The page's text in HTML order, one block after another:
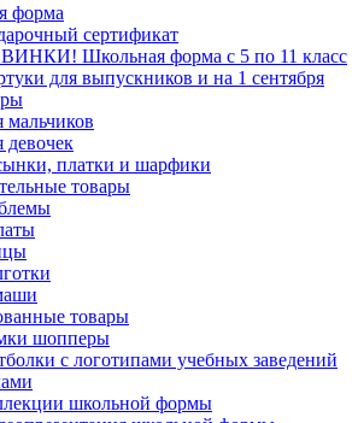
форма
сертификат
Школьная форма с 5 по 11 класс
для выпускников и на 1 сентября
мальчиков
девочек
платки и шарфики
товары
товары
шопперы
с логотипами учебных заведений
школьной формы